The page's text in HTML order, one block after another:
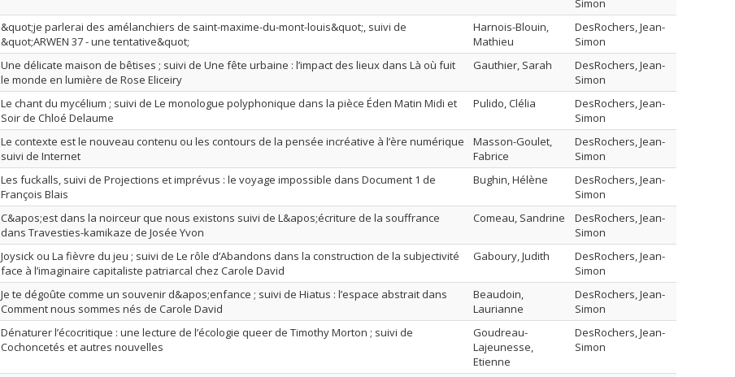
Simon
&quot;je parlerai des amélanchiers de saint-maxime-du-mont-louis&quot;, suivi de
&quot;ARWEN 37 - une tentative&quot;
Harnois-Blouin,
Mathieu
DesRochers, Jean-
Simon
Une délicate maison de bêtises ; suivi de Une fête urbaine : l’impact des lieux dans Là où fuit
le monde en lumière de Rose Eliceiry
Gauthier, Sarah
DesRochers, Jean-
Simon
Le chant du mycélium ; suivi de Le monologue polyphonique dans la pièce Éden Matin Midi et
Soir de Chloé Delaume
Pulido, Clélia
DesRochers, Jean-
Simon
Le contexte est le nouveau contenu ou les contours de la pensée incréative à l’ère numérique
suivi de Internet
Masson-Goulet,
Fabrice
DesRochers, Jean-
Simon
Les fuckalls, suivi de Projections et imprévus : le voyage impossible dans Document 1 de
François Blais
Bughin, Hélène
DesRochers, Jean-
Simon
C&apos;est dans la noirceur que nous existons suivi de L&apos;écriture de la souffrance
dans Travesties-kamikaze de Josée Yvon
Comeau, Sandrine
DesRochers, Jean-
Simon
Joysick ou La fièvre du jeu ; suivi de Le rôle d’Abandons dans la construction de la subjectivité
face à l’imaginaire capitaliste patriarcal chez Carole David
Gaboury, Judith
DesRochers, Jean-
Simon
Je te dégoûte comme un souvenir d&apos;enfance ; suivi de Hiatus : l’espace abstrait dans
Comment nous sommes nés de Carole David
Beaudoin,
Laurianne
DesRochers, Jean-
Simon
Dénaturer l’écocritique : une lecture de l’écologie queer de Timothy Morton ; suivi de
Cochoncetés et autres nouvelles
Goudreau-
Lajeunesse,
Etienne
DesRochers, Jean-
Simon